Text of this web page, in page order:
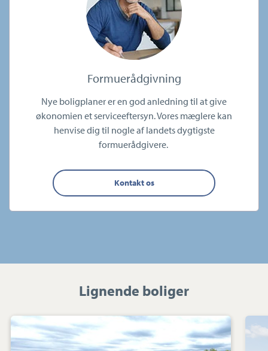
Formuerådgivning
Nye boligplaner er en god anledning til at give
økonomien et serviceeftersyn. Vores mæglere kan
henvise dig til nogle af landets dygtigste
formuerådgivere.
Kontakt os
Lignende boliger
Villa:
Grønbjergvej
2,